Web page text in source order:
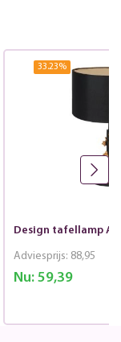
33.23%
Design tafellamp
Nu:59,39
Adviesprijs: 88,95